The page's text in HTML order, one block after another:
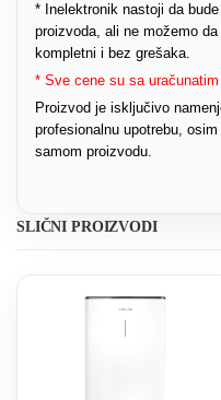
* Inelektronik nastoji da
proizvoda, ali ne možemo
kompletni i bez grešaka.
* Sve cene su sa uračunatim
Proizvod je isključivo
profesionalnu upotrebu,
samom proizvodu.
SLIČNI PROIZVODI